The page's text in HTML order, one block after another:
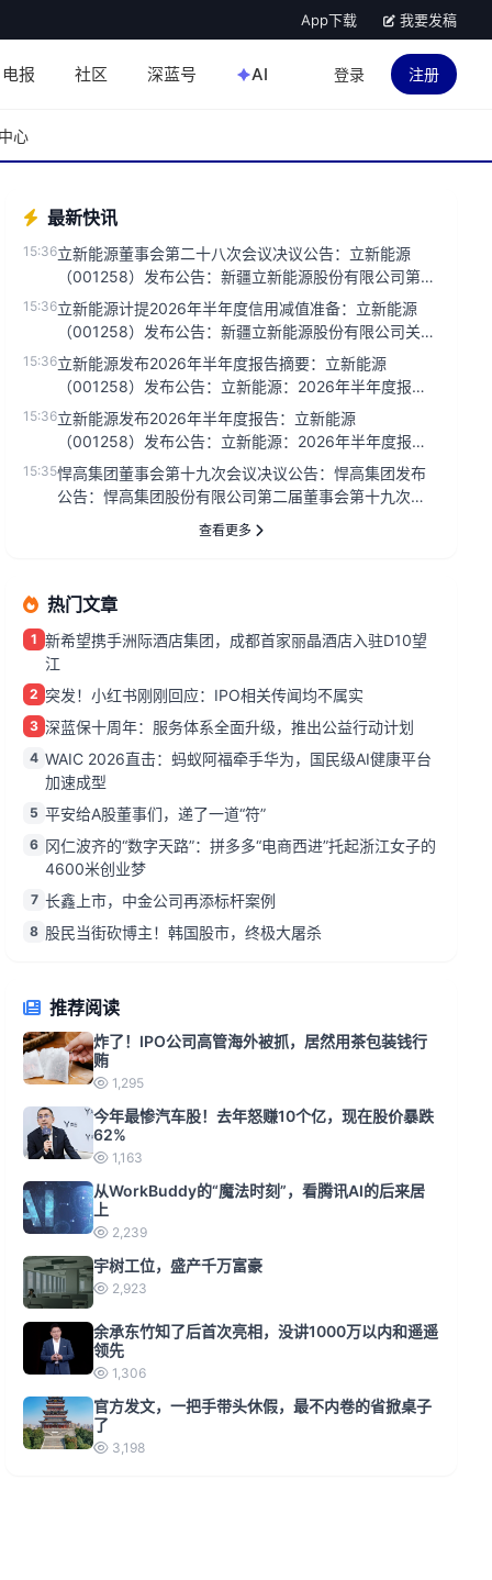
App下载 我要发稿
电报 社区 深蓝号 AI 登录 注册
心
最新快讯
15:36立新能源董事会第二十八次会议决议公告：立新能源
（001258）发布公告：新疆立新能源股份有限公司第二
届董事会第二十八次会...
15:36立新能源计提2026年半年度信用减值准备：立新能源
（001258）发布公告：新疆立新能源股份有限公司关于
2026年半年度...
15:36立新能源发布2026年半年度报告摘要：立新能源
（001258）发布公告：立新能源：2026年半年度报告
摘要...
15:36立新能源发布2026年半年度报告：立新能源
（001258）发布公告：立新能源：2026年半年度报
告...
15:35悍高集团董事会第十九次会议决议公告：悍高集团发布
公告：悍高集团股份有限公司第二届董事会第十九次会
查看更多
热门文章
1 新希望携手洲际酒店集团，成都首家丽晶酒店入驻D10望
江
2 突发！小红书刚刚回应：IPO相关传闻均不属实
3 深蓝保十周年：服务体系全面升级，推出公益行动计划
4 WAIC 2026直击：蚂蚁阿福牵手华为，国民级AI健康平台
加速成型
5 平安给A股董事们，递了一道“符”
6 冈仁波齐的“数字天路”：拼多多“电商西进”托起浙江女子的
4600米创业梦
7 长鑫上市，中金公司再添标杆案例
8 股民当街砍博主！韩国股市，终极大屠杀
推荐阅读
炸了！IPO公司高管海外被抓，居然用茶包装钱行
贿
1,295
今年最惨汽车股！去年怒赚10个亿，现在股价暴跌
62%
1,163
从WorkBuddy的“魔法时刻”，看腾讯AI的后来居
上
2,239
宇树工位，盛产千万富豪
2,923
余承东竹知了后首次亮相，没讲1000万以内和遥遥
领先
1,306
官方发文，一把手带头休假，最不内卷的省掀桌子
了
3,198